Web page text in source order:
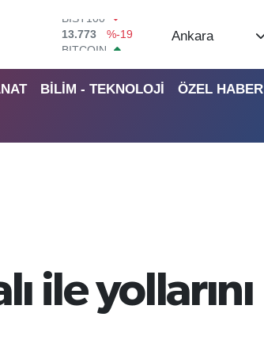
EURO
Ankara
BİLİM - TEKNOLOJİ ÖZEL HABER
ile yollarını